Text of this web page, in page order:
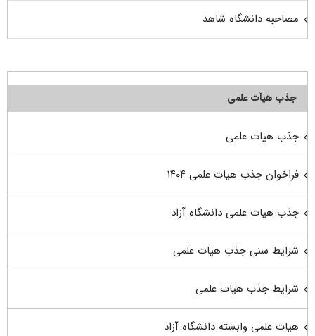
مصاحبه دانشگاه شاهد
جذب هیأت علمی
جذب هیات علمی
فراخوان جذب هیات علمی ۱۴۰۴
جذب هیات علمی دانشگاه آزاد
شرایط سنی جذب هیات علمی
شرایط جذب هیات علمی
هیات علمی وابسته دانشگاه آزاد